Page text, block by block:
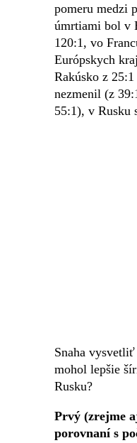
pomeru medzi
úmrtiami bol v
120:1, vo
Európskych
Rakúsko z
nezmenil (z
55:1), v Rusku
Snaha
mohol lepšie
Rusku?
Prvý (zrejme
porovnaní s